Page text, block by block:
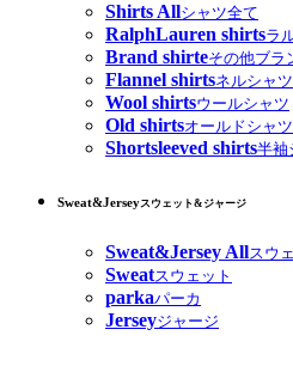
Shirts Allシャツ全て
RalphLauren shirtsラ
Brand shirteその他ブラ
Flannel shirtsネルシャツ
Wool shirtsウールシャツ
Old shirtsオールドシャツ
Shortsleeved shirts半袖
Sweat&Jerseyスウェット&ジャージ
Sweat&Jersey Allスウ
Sweatスウェット
parkaパーカ
Jerseyジャージ